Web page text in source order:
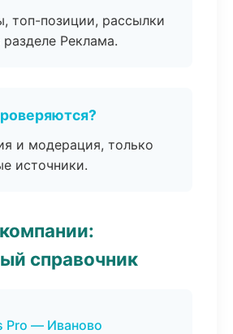
топ-позиции, рассылки
Реклама.
и модерация, только
источники.
справочник
Pro — Иваново